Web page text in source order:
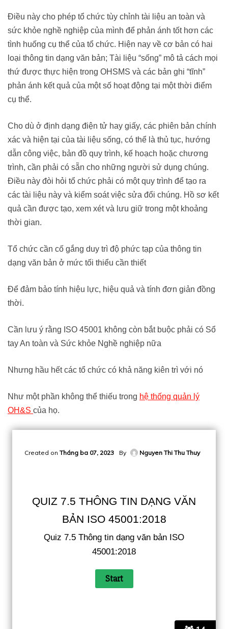
Điều này cho phép tổ chức tùy chỉnh tài liệu an toàn và
sức khỏe nghề nghiệp của mình để phản ánh tốt hơn các
tình huống cụ thể của tổ chức. Hiện nay về cơ bản có hai
loại thông tin dạng văn bản; Tài liệu “sống” mô tả cách mọi
thứ được thực hiện trong OHSMS và các bản ghi “tĩnh”
phản ánh kết quả của một số hoạt động tại một thời điểm
cụ thể.
Cho dù ở định dạng điện tử hay giấy, các phiên bản chính
xác và hiện tại của tài liệu sống, có thể là thủ tục, hướng
dẫn công việc, bản đồ quy trình, kế hoạch hoặc chương
trình, cần phải có sẵn cho những người sử dụng chúng.
Điều này đòi hỏi tổ chức phải có một quy trình để tạo ra
các tài liệu này và kiểm soát việc sửa đổi chúng. Hồ sơ kết
quả cần được tạo, xem xét và lưu giữ trong một khoảng
thời gian.
Tổ chức cần cố gắng duy trì độ phức tạp của thông tin
dạng văn bản ở mức tối thiểu cần thiết
Để đảm bảo tính hiệu lực, hiệu quả và tính đơn giản đồng
thời.
Cần lưu ý rằng ISO 45001 không còn bắt buộc phải có Sổ
tay An toàn và Sức khỏe Nghề nghiệp nữa
Nhưng hầu hết các tổ chức có khả năng kiên trì với nó
Như một phần không thể thiếu trong hệ thống quản lý
OH&S của họ.
Created on Tháng ba 07, 2023 By Nguyen Thi Thu Thuy
QUIZ 7.5 THÔNG TIN DẠNG VĂN
BẢN ISO 45001:2018
Quiz 7.5 Thông tin dạng văn bản ISO
45001:2018